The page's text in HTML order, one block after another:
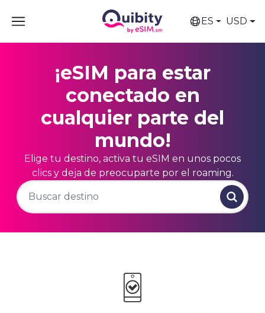
ES USD
¡eSIM para estar
conectado en
cualquier parte del
mundo!
Elige tu destino, activa tu eSIM en unos pocos
clics y deja de preocuparte por el roaming.